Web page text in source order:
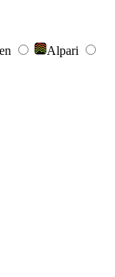
Alpari